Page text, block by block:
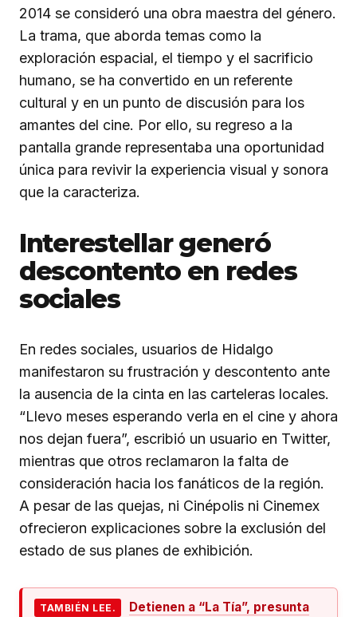
2014 se consideró una obra maestra del género.
La trama, que aborda temas como la
exploración espacial, el tiempo y el sacrificio
humano, se ha convertido en un referente
cultural y en un punto de discusión para los
amantes del cine. Por ello, su regreso a la
pantalla grande representaba una oportunidad
única para revivir la experiencia visual y sonora
que la caracteriza.
Interestellar generó
descontento en redes
sociales
En redes sociales, usuarios de Hidalgo
manifestaron su frustración y descontento ante
la ausencia de la cinta en las carteleras locales.
“Llevo meses esperando verla en el cine y ahora
nos dejan fuera”, escribió un usuario en Twitter,
mientras que otros reclamaron la falta de
consideración hacia los fanáticos de la región.
A pesar de las quejas, ni Cinépolis ni Cinemex
ofrecieron explicaciones sobre la exclusión del
estado de sus planes de exhibición.
TAMBIÉN LEE.
Detienen a “La Tía”, presunta